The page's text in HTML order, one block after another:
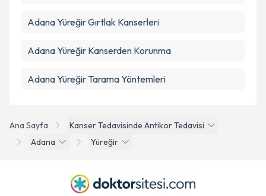
Ana Sayfa
Kanser Tedavisinde Antikor Tedavisi
Adana
Yüreğir
Adana Yüreğir Gırtlak Kanserleri
Adana Yüreğir Kanserden Korunma
Adana Yüreğir Tarama Yöntemleri